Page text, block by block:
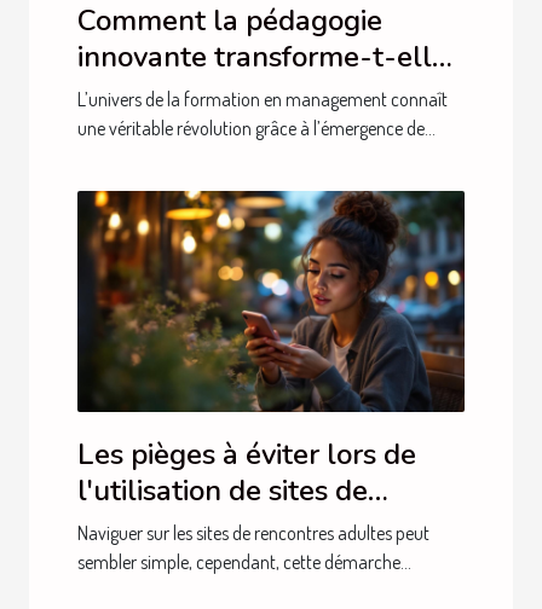
Comment la pédagogie
innovante transforme-t-elle
la formation en management
?
L’univers de la formation en management connaît
une véritable révolution grâce à l’émergence de...
Les pièges à éviter lors de
l'utilisation de sites de
rencontres adultes
Naviguer sur les sites de rencontres adultes peut
sembler simple, cependant, cette démarche...